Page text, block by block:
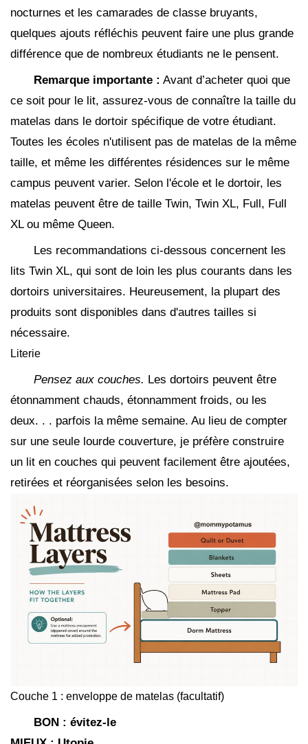
nocturnes et les camarades de classe bruyants,
quelques ajouts réfléchis peuvent faire une plus grande
différence que de nombreux étudiants ne le pensent.
Remarque importante : Avant d’acheter quoi que
ce soit pour le lit, assurez-vous de connaître la taille du
matelas dans le dortoir spécifique de votre étudiant.
Toutes les écoles n'utilisent pas de matelas de la même
taille, et même les différentes résidences sur le même
campus peuvent varier. Selon l'école et le dortoir, les
matelas peuvent être de taille Twin, Twin XL, Full, Full
XL ou même Queen.
Les recommandations ci-dessous concernent les
lits Twin XL, qui sont de loin les plus courants dans les
dortoirs universitaires. Heureusement, la plupart des
produits sont disponibles dans d'autres tailles si
nécessaire.
Literie
Pensez aux couches. Les dortoirs peuvent être
étonnamment chauds, étonnamment froids, ou les
deux. . . parfois la même semaine. Au lieu de compter
sur une seule lourde couverture, je préfère construire
un lit en couches qui peuvent facilement être ajoutées,
retirées et réorganisées selon les besoins.
Couche 1 : enveloppe de matelas (facultatif)
BON : évitez-le